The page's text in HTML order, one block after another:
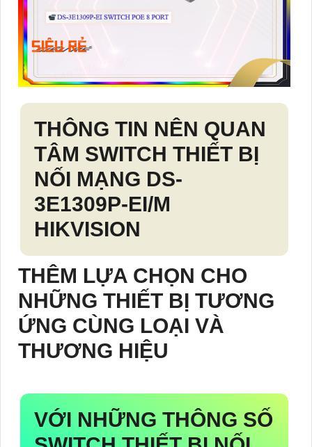
THÔNG TIN NÊN QUAN
TÂM SWITCH THIẾT BỊ
NỐI MẠNG DS-
3E1309P-EI/M
HIKVISION
THÊM LỰA CHỌN CHO
NHỮNG THIẾT BỊ TƯƠNG
ỨNG CÙNG LOẠI VÀ
THƯƠNG HIỆU
VỚI NHỮNG THÔNG SỐ